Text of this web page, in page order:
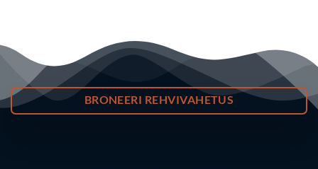
BRONEERI REHVIVAHETUS